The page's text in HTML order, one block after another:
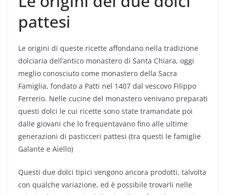
pattesi
Le origini di queste ricette affondano nella tradizione
dolciaria dell’antico monastero di Santa Chiara, oggi
meglio conosciuto come monastero della Sacra
Famiglia, fondato a Patti nel 1407 dal vescovo Filippo
Ferrerio. Nelle cucine del monastero venivano preparati
questi dolci le cui ricette sono state tramandate poi
dalle giovani che lo frequentavano fino alle ultime
generazioni di pasticceri pattesi (tra questi le famiglie
Galante e Aiello)
Questi due dolci tipici vengono ancora prodotti, talvolta
con qualche variazione, ed è possibile trovarli nelle